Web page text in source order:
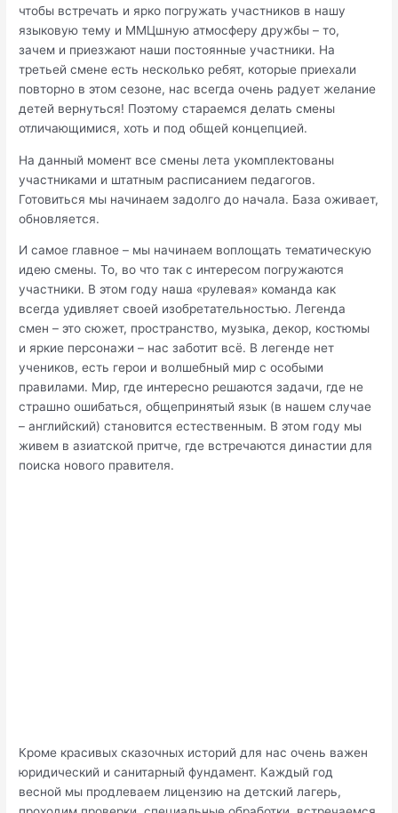
чтобы встречать и ярко погружать участников в нашу
языковую тему и ММЦшную атмосферу дружбы – то,
зачем и приезжают наши постоянные участники. На
третьей смене есть несколько ребят, которые приехали
повторно в этом сезоне, нас всегда очень радует желание
детей вернуться! Поэтому стараемся делать смены
отличающимися, хоть и под общей концепцией.
На данный момент все смены лета укомплектованы
участниками и штатным расписанием педагогов.
Готовиться мы начинаем задолго до начала. База оживает,
обновляется.
И самое главное – мы начинаем воплощать тематическую
идею смены. То, во что так с интересом погружаются
участники. В этом году наша «рулевая» команда как
всегда удивляет своей изобретательностью. Легенда
смен – это сюжет, пространство, музыка, декор, костюмы
и яркие персонажи – нас заботит всё. В легенде нет
учеников, есть герои и волшебный мир с особыми
правилами. Мир, где интересно решаются задачи, где не
страшно ошибаться, общепринятый язык (в нашем случае
– английский) становится естественным. В этом году мы
живем в азиатской притче, где встречаются династии для
поиска нового правителя.
Кроме красивых сказочных историй для нас очень важен
юридический и санитарный фундамент. Каждый год
весной мы продлеваем лицензию на детский лагерь,